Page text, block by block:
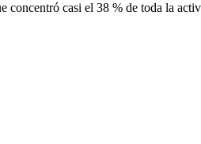
concentró casi el 38 % de toda la